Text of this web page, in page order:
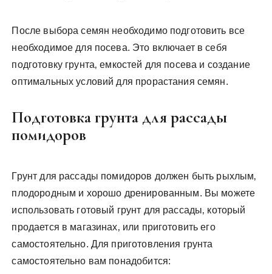
После выбора семян необходимо подготовить все
необходимое для посева. Это включает в себя
подготовку грунта‚ емкостей для посева и создание
оптимальных условий для прорастания семян.
Подготовка грунта для рассады
помидоров
Грунт для рассады помидоров должен быть рыхлым‚
плодородным и хорошо дренированным. Вы можете
использовать готовый грунт для рассады‚ который
продается в магазинах‚ или приготовить его
самостоятельно. Для приготовления грунта
самостоятельно вам понадобится: